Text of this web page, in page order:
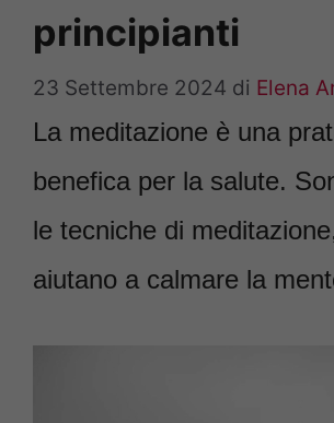
principianti
23 Settembre 2024 di Elena
La meditazione è una
benefica per la salute.
le tecniche di
aiutano a calmare la